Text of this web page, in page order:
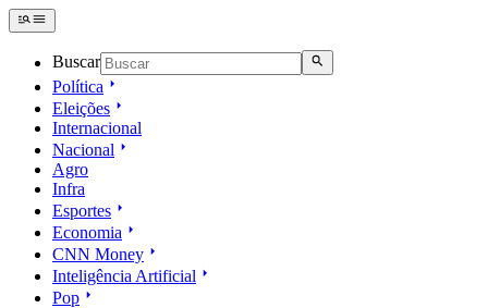
Buscar
Política
Eleições
Internacional
Nacional
Agro
Infra
Esportes
Economia
CNN Money
Inteligência Artificial
Pop